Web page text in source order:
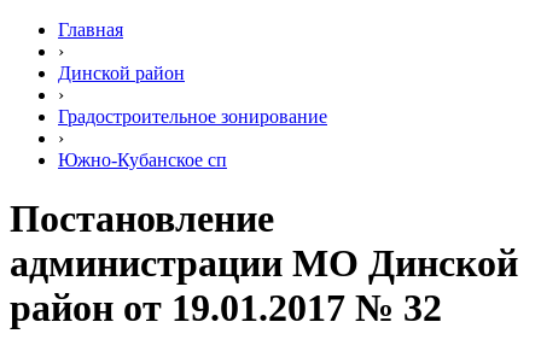
Главная
›
Динской район
›
Градостроительное зонирование
›
Южно-Кубанское сп
Постановление
администрации МО Динской
район от 19.01.2017 № 32